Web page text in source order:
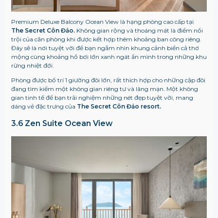
Premium Deluxe Balcony Ocean View là hạng phòng cao cấp tại
The Secret Côn Đảo. Không gian rộng và thoáng mát là điểm nổi
trội của căn phòng khi được kết hợp thêm khoảng ban công riêng.
Đây sẽ là nơi tuyệt vời để bạn ngắm nhìn khung cảnh biển cả thơ
mộng cùng khoảng hồ bơi lớn xanh ngát ẩn mình trong những khu
rừng nhiệt đới.
Phòng được bố trí 1 giường đôi lớn, rất thích hợp cho những cặp đôi
đang tìm kiếm một không gian riêng tư và lãng mạn. Một không
gian tinh tế để bạn trải nghiệm những nét đẹp tuyệt vời, mang
dáng vẻ đặc trưng của The Secret Côn Đảo resort.
3.6 Zen Suite Ocean View